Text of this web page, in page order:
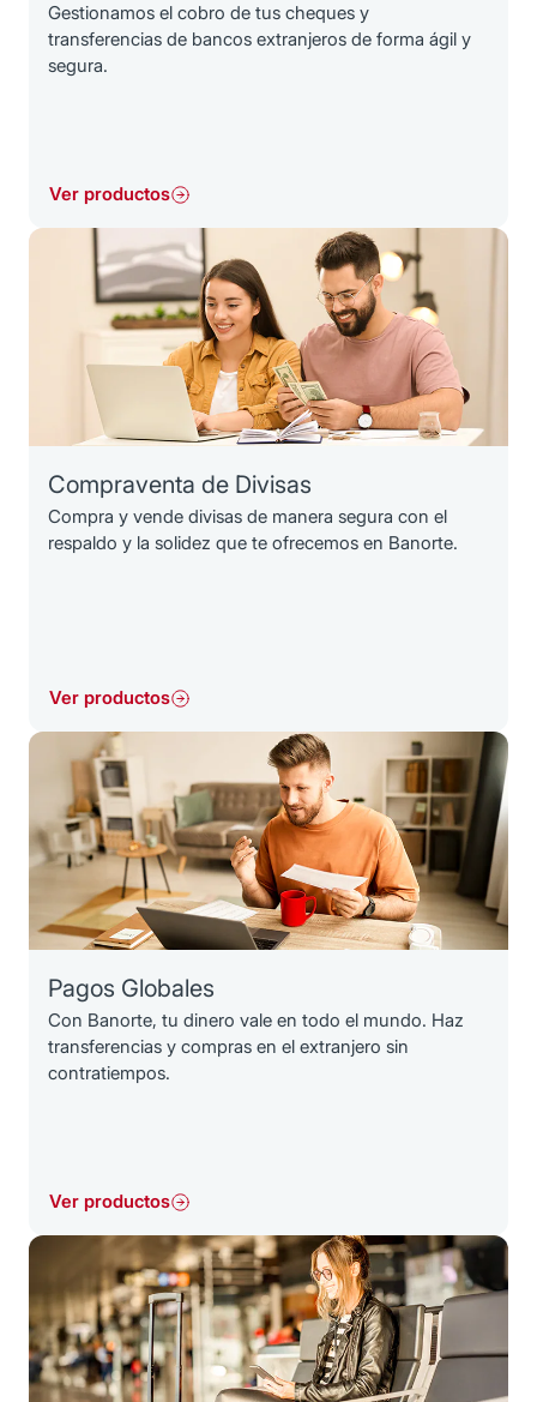
Gestionamos el cobro de tus cheques y
transferencias de bancos extranjeros de forma ágil y
segura.
Ver productos
Compraventa de Divisas
Compra y vende divisas de manera segura con el
respaldo y la solidez que te ofrecemos en Banorte.
Ver productos
Pagos Globales
Con Banorte, tu dinero vale en todo el mundo. Haz
transferencias y compras en el extranjero sin
contratiempos.
Ver productos